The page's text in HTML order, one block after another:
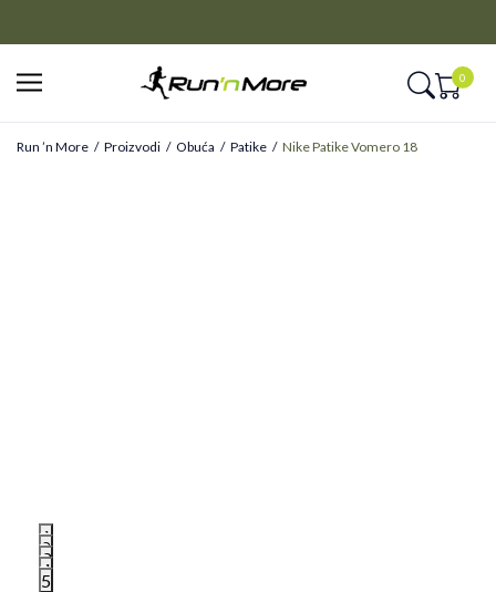
0
Run ’n More Proizvodi Obuća Patike Nike Patike Vomero 18
1
2
3
4
5